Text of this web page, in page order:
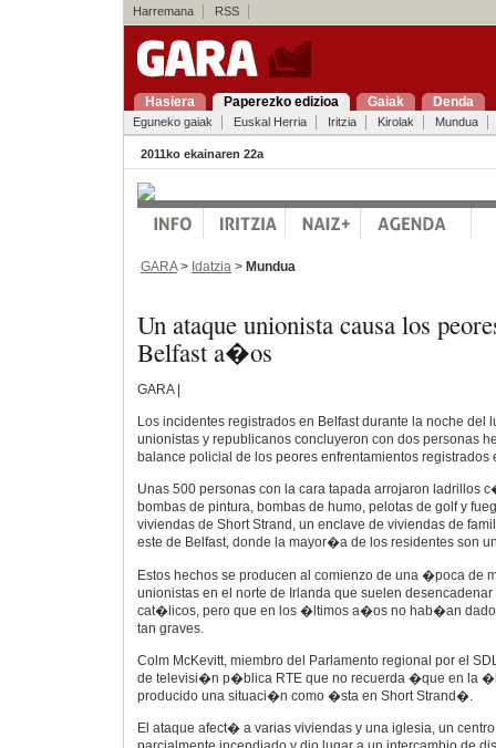
Harremana RSS
Hasiera Paperezko edizioa Gaiak Denda
Eguneko gaiak Euskal Herria Iritzia Kirolak Mundua
2011ko ekainaren 22a
GARA> Idatzia > Mundua
Un ataque unionista causa los
Belfast a�os
GARA |
Los incidentes registrados en Belfast durante la noche del
unionistas y republicanos concluyeron con dos personas
balance policial de los peores enfrentamientos
Unas 500 personas con la cara tapada arrojaron ladrillos
bombas de pintura, bombas de humo, pelotas de golf y
viviendas de Short Strand, un enclave de viviendas de
este de Belfast, donde la mayor�a de los residentes son
Estos hechos se producen al comienzo de una �poca de
unionistas en el norte de Irlanda que suelen
cat�licos, pero que en los �ltimos a�os no hab�an dado
tan graves.
Colm McKevitt, miembro del Parlamento regional por el
de televisi�n p�blica RTE que no recuerda �que en la
producido una situaci�n como �sta en Short Strand�.
El ataque afect� a varias viviendas y una iglesia, un